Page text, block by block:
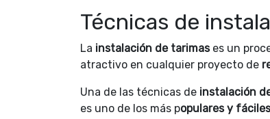
Técnicas de
La instalación de tarimases un
atractivo en cualquier proyecto de
Una de las técnicas de instalación
es uno de los más populares y